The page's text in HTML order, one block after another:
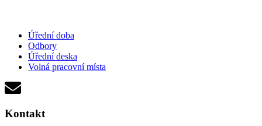
Úřední doba
Odbory
Úřední deska
Volná pracovní místa
Kontakt